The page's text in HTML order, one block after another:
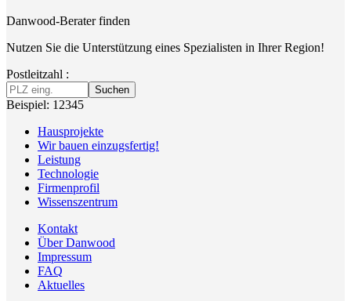
Danwood-Berater finden
Nutzen Sie die Unterstützung eines Spezialisten in Ihrer Region!
Postleitzahl :
Suchen
Beispiel: 12345
Hausprojekte
Wir bauen einzugsfertig!
Leistung
Technologie
Firmenprofil
Wissenszentrum
Kontakt
Über Danwood
Impressum
FAQ
Aktuelles